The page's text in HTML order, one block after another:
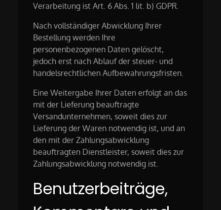
Verarbeitung ist Art. 6 Abs. 1 lit. b) GDPR.
Nach vollständiger Abwicklung Ihrer
Bestellung werden Ihre
personenbezogenen Daten gelöscht,
jedoch erst nach Ablauf der steuer- und
handelsrechtlichen Aufbewahrungsfristen.
Eine Weitergabe Ihrer Daten erfolgt an das
mit der Lieferung beauftragte
Versandunternehmen, soweit dies zur
Lieferung der Waren notwendig ist, und an
den mit der Zahlungsabwicklung
beauftragten Dienstleister, soweit dies zur
Zahlungsabwicklung notwendig ist.
Benutzerbeiträge,